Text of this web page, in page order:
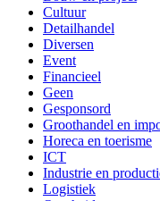
Cultuur
Detailhandel
Diversen
Event
Financieel
Geen
Gesponsord
Groothandel en
Horeca en toerisme
ICT
Industrie en
Logistiek